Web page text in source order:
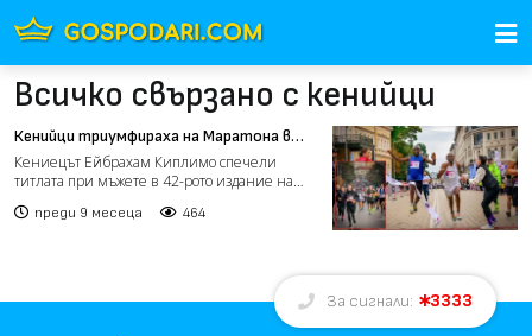
Всичко свързано с кенийци
Кенийци триумфираха на Маратона в
София (видео)
Кениецът Ейбрахам Киплимо спечели
титлата при мъжете в 42-рото издание на
преди 9 месеца 464
За сигнали: 3333